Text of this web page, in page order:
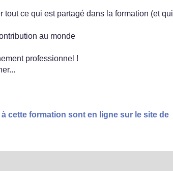
ce qui est partagé dans la formation (et qui
au monde
professionnel !
cette formation sont en ligne sur le site de